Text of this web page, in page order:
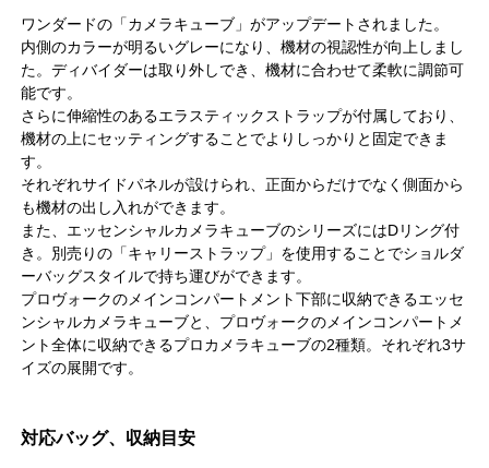
ワンダードの「カメラキューブ」がアップデートされました。
内側のカラーが明るいグレーになり、機材の視認性が向上しまし
た。ディバイダーは取り外しでき、機材に合わせて柔軟に調節可
能です。
さらに伸縮性のあるエラスティックストラップが付属しており、
機材の上にセッティングすることでよりしっかりと固定できま
す。
それぞれサイドパネルが設けられ、正面からだけでなく側面から
も機材の出し入れができます。
また、エッセンシャルカメラキューブのシリーズにはDリング付
き。別売りの「キャリーストラップ」を使用することでショルダ
ーバッグスタイルで持ち運びができます。
プロヴォークのメインコンパートメント下部に収納できるエッセ
ンシャルカメラキューブと、プロヴォークのメインコンパートメ
ント全体に収納できるプロカメラキューブの2種類。それぞれ3サ
イズの展開です。
対応バッグ、収納目安